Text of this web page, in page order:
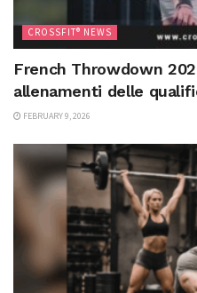
CROSSFIT® NEWS
French Throwdown
allenamenti delle
FEBRUARY 9, 2026